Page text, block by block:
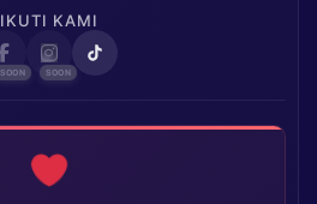
IKUTI KAMI